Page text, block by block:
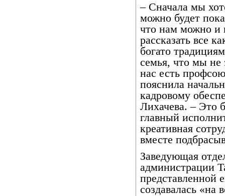
– Сначала мы
можно будет
что нам можно и
рассказать все
богато
семья, что мы не
нас есть
пояснила
кадровому
Лихачева. – Это
главный
креативная
вместе
Заведующая
администрации
представленной
создавалась «на